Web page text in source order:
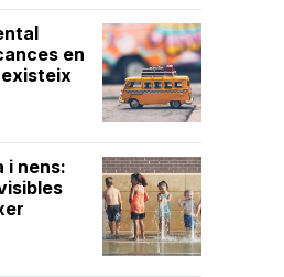
en
i nens: